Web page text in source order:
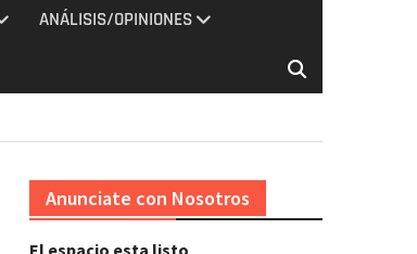
ANÁLISIS/OPINIONES
Anunciate con Nosotros
El espacio esta listo